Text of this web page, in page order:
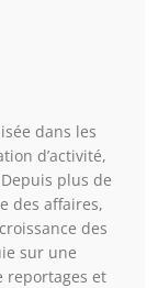
dans les
d’activité,
plus de
des affaires,
des
sur une
reportages et